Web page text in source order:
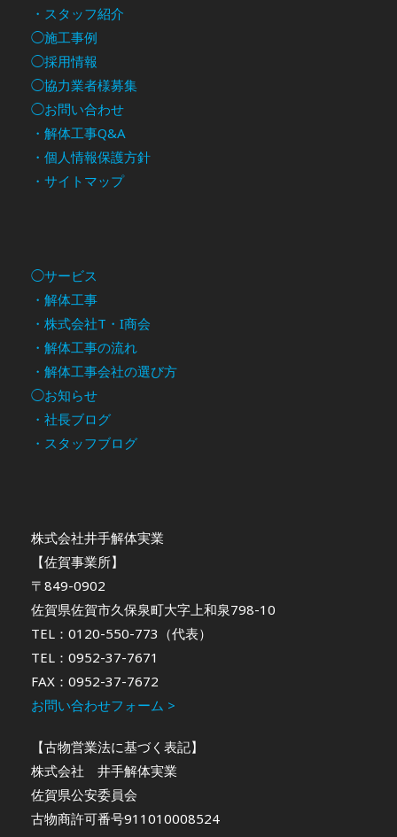
・スタッフ紹介
◯施工事例
◯採用情報
◯協力業者様募集
◯お問い合わせ
・解体工事Q&A
・個人情報保護方針
・サイトマップ
◯サービス
・解体工事
・株式会社T・I商会
・解体工事の流れ
・解体工事会社の選び方
◯お知らせ
・社長ブログ
・スタッフブログ
株式会社井手解体実業
【佐賀事業所】
〒849-0902
佐賀県佐賀市久保泉町大字上和泉798-10
TEL：0120-550-773（代表）
TEL：0952-37-7671
FAX：0952-37-7672
お問い合わせフォーム >
【古物営業法に基づく表記】
株式会社 井手解体実業
佐賀県公安委員会
古物商許可番号911010008524